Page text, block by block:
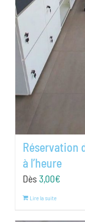
Réservation
à l’heure
Dès 3,00€
Lire la suite